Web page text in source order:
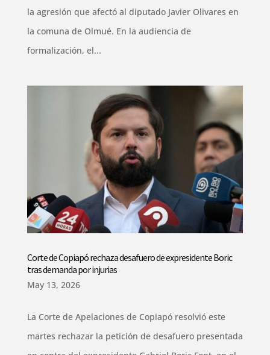
la agresión que afectó al diputado Javier Olivares en
la comuna de Olmué. En la audiencia de
formalización, el...
Corte de Copiapó rechaza desafuero de expresidente Boric
tras demanda por injurias
May 13, 2026
La Corte de Apelaciones de Copiapó resolvió este
martes rechazar la petición de desafuero presentada